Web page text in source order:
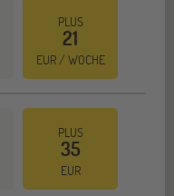
PLUS
21
EUR / WOCHE
PLUS
35
EUR